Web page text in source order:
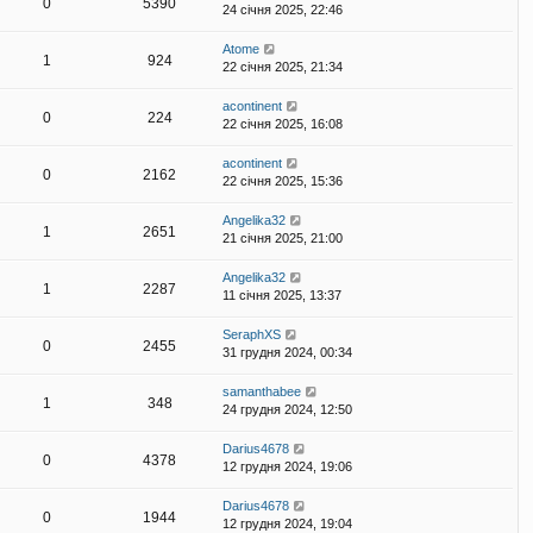
0 5390
24 січня 2025, 22:46
1 924
Atome
22 січня 2025, 21:34
0 224
acontinent
22 січня 2025, 16:08
0 2162
acontinent
22 січня 2025, 15:36
1 2651
Angelika32
21 січня 2025, 21:00
1 2287
Angelika32
11 січня 2025, 13:37
0 2455
SeraphXS
31 грудня 2024, 00:34
1 348
samanthabee
24 грудня 2024, 12:50
0 4378
Darius4678
12 грудня 2024, 19:06
0 1944
Darius4678
12 грудня 2024, 19:04